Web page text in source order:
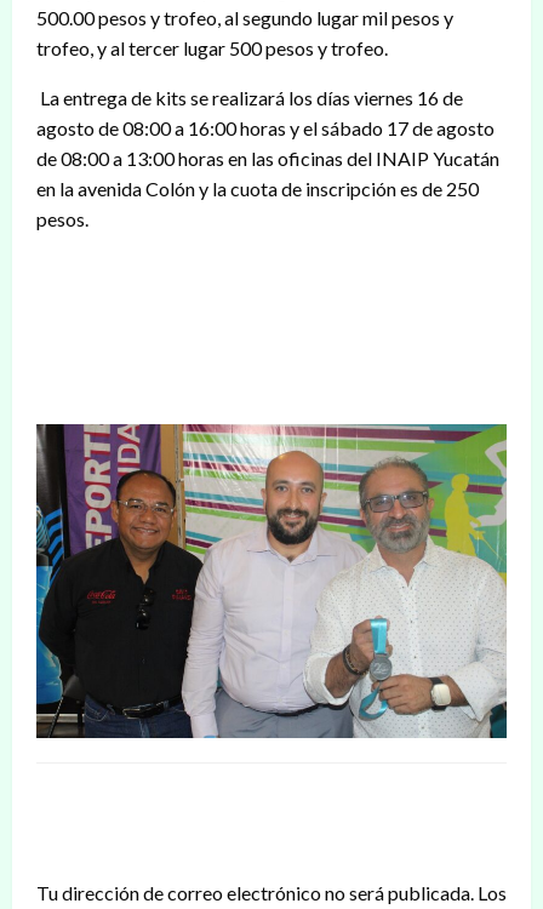
500.00 pesos y trofeo, al segundo lugar mil pesos y
trofeo, y al tercer lugar 500 pesos y trofeo.
La entrega de kits se realizará los días viernes 16 de
agosto de 08:00 a 16:00 horas y el sábado 17 de agosto
de 08:00 a 13:00 horas en las oficinas del INAIP Yucatán
en la avenida Colón y la cuota de inscripción es de 250
pesos.
Tu dirección de correo electrónico no será publicada. Los